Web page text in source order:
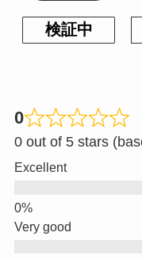
検証中
0
0 out of 5 stars
Excellent
Very good